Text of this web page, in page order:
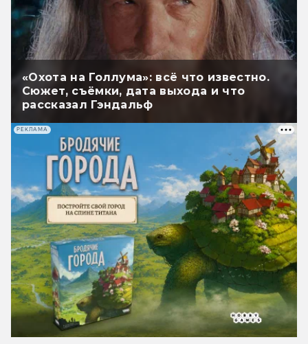
«Охота на Голлума»: всё что известно.
Сюжет, съёмки, дата выхода и что
рассказал Гэндальф
РЕКЛАМА